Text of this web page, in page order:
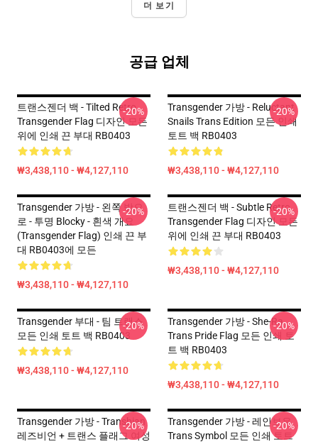
더 보기
공급 업체
트랜스젠더 백 - Tilted Retro
Transgender Flag 디자인 모든
위에 인쇄 끈 부대 RB0403
₩3,438,110 - ₩4,127,110
-20%
Transgender 가방 - Reluctant
Snails Trans Edition 모든 인쇄
토트 백 RB0403
₩3,438,110 - ₩4,127,110
-20%
Transgender 가방 - 왼쪽 밖으
로 - 투명 Blocky - 흰색 개요
(Transgender Flag) 인쇄 끈 부
대 RB0403에 모든
₩3,438,110 - ₩4,127,110
-20%
트랜스젠더 백 - Subtle Retro
Transgender Flag 디자인 모든
위에 인쇄 끈 부대 RB0403
₩3,438,110 - ₩4,127,110
-20%
Transgender 부대 - 팀 트랜스
모든 인쇄 토트 백 RB0403
₩3,438,110 - ₩4,127,110
-20%
Transgender 가방 - She-Ra
Trans Pride Flag 모든 인쇄 토
트 백 RB0403
₩3,438,110 - ₩4,127,110
-20%
Transgender 가방 - Transbian
레즈비언 + 트랜스 플래그 여성
-20%
Transgender 가방 - 레인보우
Trans Symbol 모든 인쇄 토트
-20%